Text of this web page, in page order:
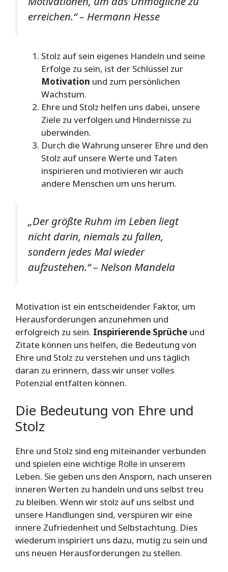
erreichen.“ – Hermann Hesse
Stolz auf sein eigenes Handeln und seine
Erfolge zu sein, ist der Schlüssel zur
Motivation und zum persönlichen
Wachstum.
Ehre und Stolz helfen uns dabei, unsere
Ziele zu verfolgen und Hindernisse zu
überwinden.
Durch die Wahrung unserer Ehre und den
Stolz auf unsere Werte und Taten
inspirieren und motivieren wir auch
andere Menschen um uns herum.
„Der größte Ruhm im Leben liegt
nicht darin, niemals zu fallen,
sondern jedes Mal wieder
aufzustehen.“ – Nelson Mandela
Motivation ist ein entscheidender Faktor, um
Herausforderungen anzunehmen und
erfolgreich zu sein. Inspirierende Sprüche und
Zitate können uns helfen, die Bedeutung von
Ehre und Stolz zu verstehen und uns täglich
daran zu erinnern, dass wir unser volles
Potenzial entfalten können.
Die Bedeutung von Ehre und
Stolz
Ehre und Stolz sind eng miteinander verbunden
und spielen eine wichtige Rolle in unserem
Leben. Sie geben uns den Ansporn, nach unseren
inneren Werten zu handeln und uns selbst treu
zu bleiben. Wenn wir stolz auf uns selbst und
unsere Handlungen sind, verspüren wir eine
innere Zufriedenheit und Selbstachtung. Dies
wiederum inspiriert uns dazu, mutig zu sein und
uns neuen Herausforderungen zu stellen.